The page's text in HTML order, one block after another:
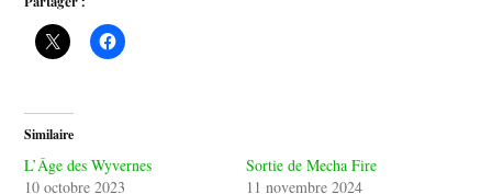
Similaire
L’Âge des Wyvernes
10 octobre 2023
Sortie de Mecha Fire
11 novembre 2024